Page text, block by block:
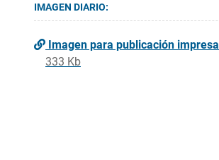
IMAGEN DIARIO:
Imagen para publicación impresa
333 Kb